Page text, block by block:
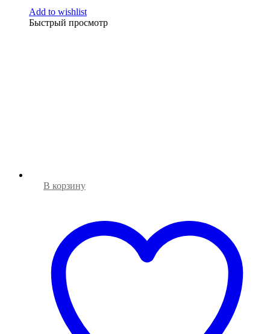
Add to wishlist
Быстрый просмотр
В корзину